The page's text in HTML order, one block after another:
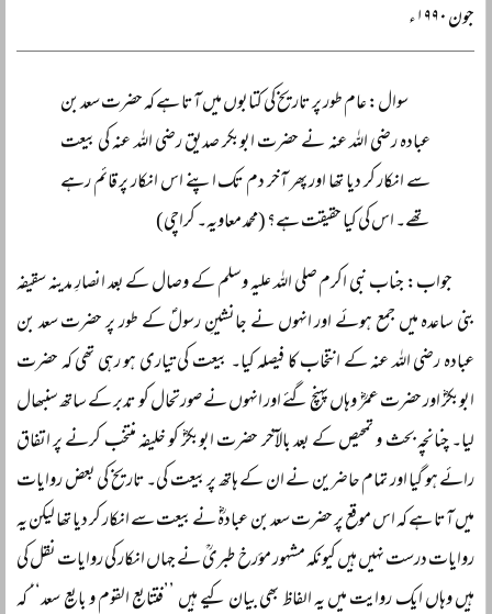
جون ۱۹۹۰ء
سوال: عام طور پر تاریخ کی کتابوں میں آتا ہے کہ حضرت سعد بن
عبادہ رضی اللہ عنہ نے حضرت ابوبکر صدیق رضی اللہ عنہ کی بیعت
سے انکار کر دیا تھا اور پھر آخر دم تک اپنے اس انکار پر قائم رہے
تھے۔ اس کی کیا حقیقت ہے؟ (محمد معاویہ۔ کراچی)
جواب: جناب نبی اکرم صلی اللہ علیہ وسلم کے وصال کے بعد انصارِ مدینہ سقیفہ
بنی ساعدہ میں جمع ہوئے اور انہوں نے جانشینِ رسولؐ کے طور پر حضرت سعد بن
عبادہ رضی اللہ عنہ کے انتخاب کا فیصلہ کیا۔ بیعت کی تیاری ہو رہی تھی کہ حضرت
ابوبکرؓ اور حضرت عمرؓ وہاں پہنچ گئے اور انہوں نے صورتحال کو تدبر کے ساتھ سنبھال
لیا۔ چنانچہ بحث و تمحیص کے بعد بالآخر حضرت ابوبکرؓ کو خلیفہ منتخب کرنے پر اتفاق
رائے ہو گیا اور تمام حاضرین نے ان کے ہاتھ پر بیعت کی۔ تاریخ کی بعض روایات
میں آتا ہے کہ اس موقع پر حضرت سعد بن عبادہؓ نے بیعت سے انکار کر دیا تھا لیکن یہ
روایات درست نہیں ہیں کیونکہ مشہور مؤرخ طبریؒ نے جہاں انکار کی روایات نقل کی
ہیں وہاں ایک روایت میں یہ الفاظ بھی بیان کیے ہیں ’’فتتابع القوم و بایع سعد‘‘ کہ